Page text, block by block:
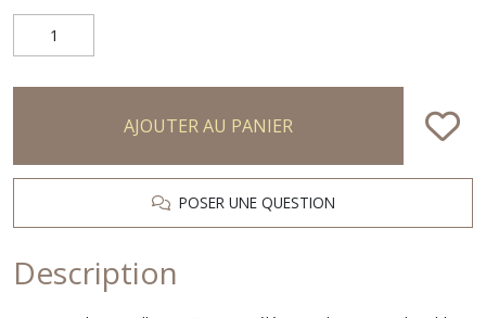
AJOUTER AU PANIER
POSER UNE QUESTION
Description